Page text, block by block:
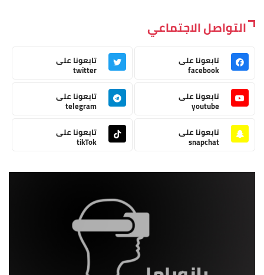
التواصل الاجتماعي
تابعونا على
facebook
تابعونا على
twitter
تابعونا على
youtube
تابعونا على
telegram
تابعونا على
snapchat
تابعونا على
tikTok